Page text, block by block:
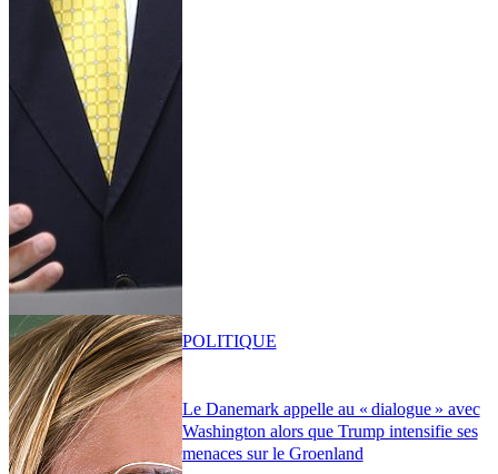
Le Danemark appelle au « dialogue » avec
Washington alors que Trump intensifie ses
menaces sur le Groenland
POLITIQUE